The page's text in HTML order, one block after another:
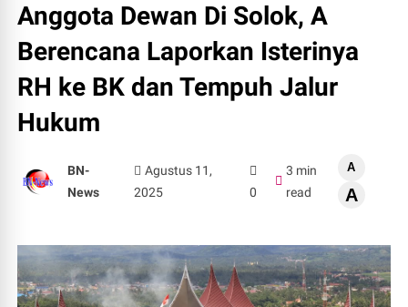
Anggota Dewan Di Solok, A
Berencana Laporkan Isterinya
RH ke BK dan Tempuh Jalur
Hukum
BN-
News
Agustus 11,
2025
0
3 min
read
A
A